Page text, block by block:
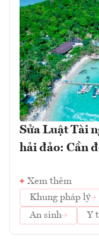
Sửa Luật Tài
hải đảo: Cần
Xem thêm
Khung pháp lý
An sinh
Y